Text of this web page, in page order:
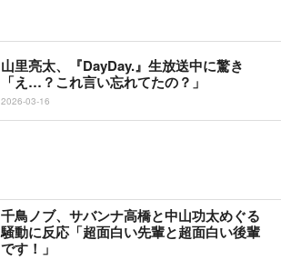
山里亮太、『DayDay.』生放送中に驚き
「え…？これ言い忘れてたの？」
2026-03-16
千鳥ノブ、サバンナ高橋と中山功太めぐる
騒動に反応「超面白い先輩と超面白い後輩
です！」